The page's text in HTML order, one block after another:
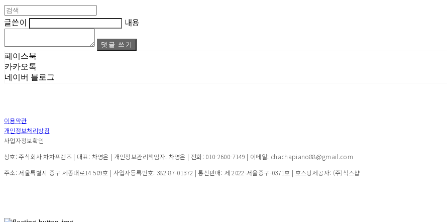
글쓴이 내용
댓글 쓰기
페이스북
카카오톡
네이버 블로그
이용약관
개인정보처리방침
사업자정보확인
상호: 주식회사 차차프렌즈 | 대표: 차영은 | 개인정보관리책임자: 차영은 | 전화: 010-2600-7149 | 이메일: chachapiano88@gmail.com
주소: 서울특별시 중구 세종대로14 509호 | 사업자등록번호: 382-87-01372 | 통신판매: 제 2022-서울중구-0371호 | 호스팅제공자: (주)식스샵